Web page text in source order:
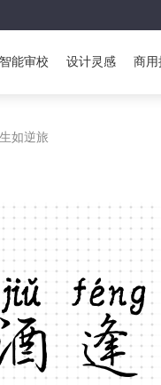
智能审校 设计灵感 商用
如逆旅